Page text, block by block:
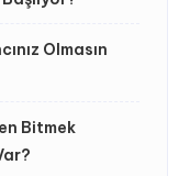
Olmasın
Bitmek